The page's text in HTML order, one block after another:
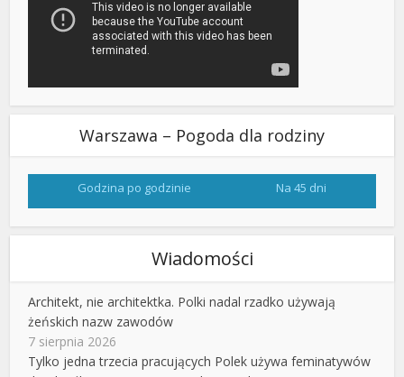
Warszawa – Pogoda dla rodziny
Godzina po godzinie Na 45 dni
Wiadomości
Architekt, nie architektka. Polki nadal rzadko używają
żeńskich nazw zawodów
7 sierpnia 2026
Tylko jedna trzecia pracujących Polek używa feminatywów